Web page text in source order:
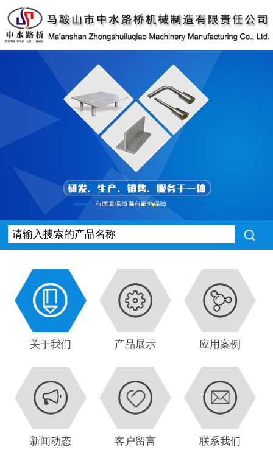
关于我们 产品展示 应用案例
新闻动态 客户留言 联系我们